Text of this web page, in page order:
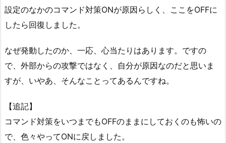
設定のなかのコマンド対策ONが原因らしく、ここをOFFに
したら回復しました。
なぜ発動したのか、一応、心当たりはあります。ですの
で、外部からの攻撃ではなく、自分が原因なのだと思いま
すが、いやあ、そんなことってあるんですね。
【追記】
コマンド対策をいつまでもOFFのままにしておくのも怖いの
で、色々やってONに戻しました。